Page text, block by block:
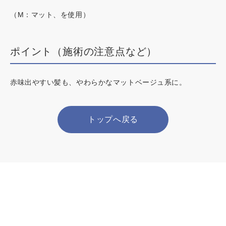
（M：マット、を使用）
ポイント（施術の注意点など）
赤味出やすい髪も、やわらかなマットベージュ系に。
トップへ戻る